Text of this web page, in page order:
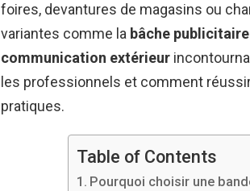
foires, devantures de magasins ou
variantes comme la bâche publicitaire
communication extérieur
les professionnels et comment
pratiques.
Table of Contents
Pourquoi choisir une